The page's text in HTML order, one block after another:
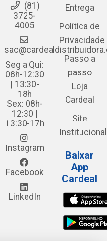
(81)
3725-
4005
Seg a Qui:
08h-12:30
| 13:30-
18h
Sex: 08h-
12:30 |
13:30-17h
Instagram
Facebook
LinkedIn
Entrega
Política de
Privacidade
Passo a
passo
Loja
Cardeal
Site
Institucional
Baixar
App
Cardeal